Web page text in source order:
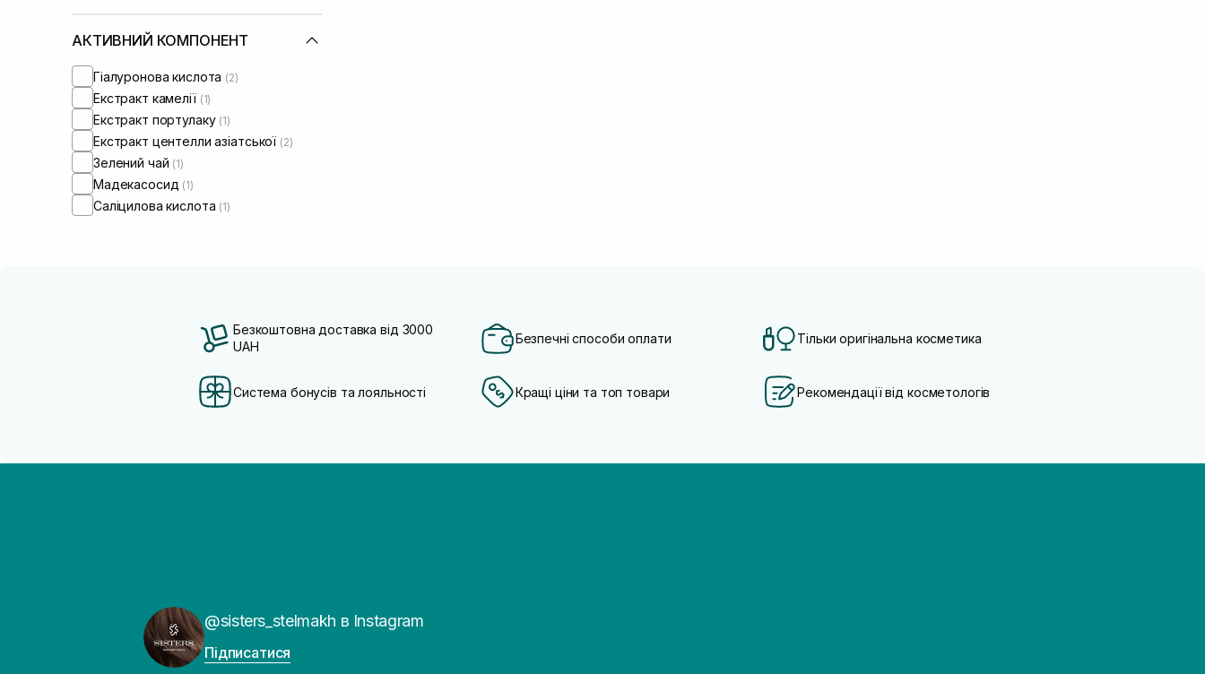
АКТИВНИЙ КОМПОНЕНТ
Гіалуронова кислота (2)
Екстракт камелії (1)
Екстракт портулаку (1)
Екстракт центелли азіатської (2)
Зелений чай (1)
Мадекасосид (1)
Саліцилова кислота (1)
Безкоштовна доставка від 3000
UAH
Безпечні способи оплати Тільки оригінальна косметика
Система бонусів та лояльності Кращі ціни та топ товари Рекомендації від косметологів
@sisters_stelmakh в Instagram
Підписатися